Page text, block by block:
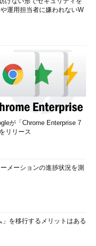
運用担当者に嫌われないW
が「Chrome Enterprise 7
リリース
メーションの進捗状況を測
を移行するメリットはある